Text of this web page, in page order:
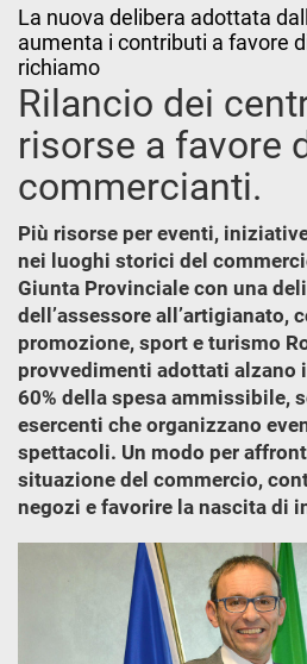
La nuova delibera adottata
aumenta i contributi a favore
richiamo
Rilancio dei
risorse a favore
commercianti.
Più risorse per eventi,
nei luoghi storici del
Giunta Provinciale con una
dell’assessore all’artigianato,
promozione, sport e turismo
provvedimenti adottati alzano
60% della spesa ammissibile,
esercenti che organizzano
spettacoli. Un modo per
situazione del commercio,
negozi e favorire la nascita di